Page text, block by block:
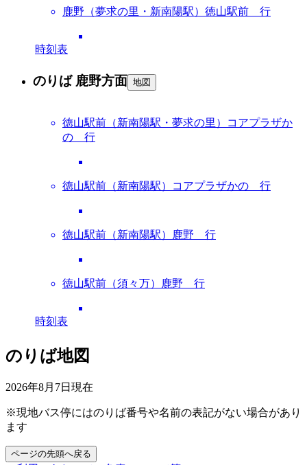
鹿野（夢求の里・新南陽駅）徳山駅前 行
時刻表
のりば 鹿野方面 地図
徳山駅前（新南陽駅・夢求の里）コアプラザか
の 行
徳山駅前（新南陽駅）コアプラザかの 行
徳山駅前（新南陽駅）鹿野 行
徳山駅前（須々万）鹿野 行
時刻表
のりば地図
2026年8月7日 現在
※現地バス停にはのりば番号や名前の表記がない場合があり
ます
ページの先頭へ戻る